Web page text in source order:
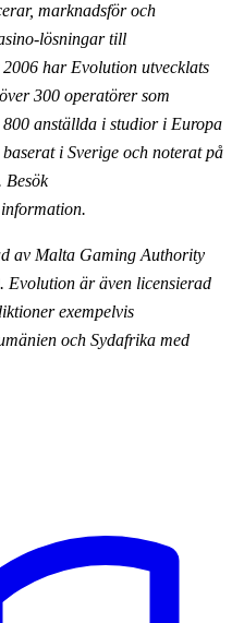
marknadsför och
lösningar till
har Evolution utvecklats
300 operatörer som
anställda i studior i Europa
i Sverige och noterat på
Besök
av Malta Gaming Authority
Evolution är även licensierad
exempelvis
och Sydafrika med